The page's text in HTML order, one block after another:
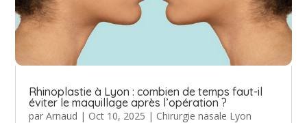
Rhinoplastie à Lyon : combien de temps faut-il
éviter le maquillage après l’opération ?
parArnaud | Oct 10, 2025 | Chirurgie nasale Lyon